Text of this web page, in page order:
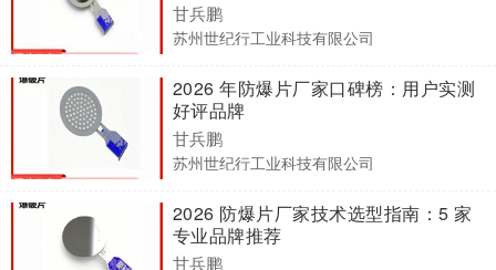
甘兵鹏
苏州世纪行工业科技有限公司
2026 年防爆片厂家口碑榜：用户实测
好评品牌
甘兵鹏
苏州世纪行工业科技有限公司
2026 防爆片厂家技术选型指南：5 家
专业品牌推荐
甘兵鹏